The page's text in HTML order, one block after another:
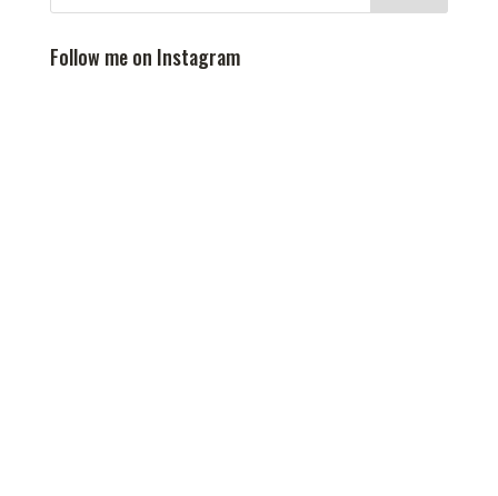
Follow me on Instagram